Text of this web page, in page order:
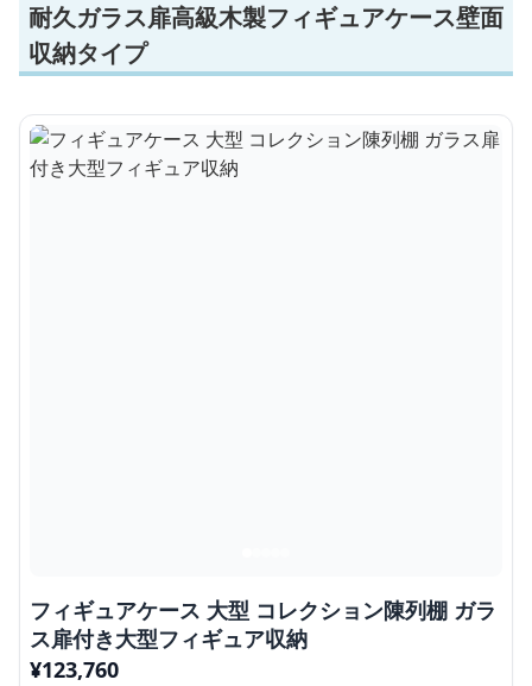
耐久ガラス扉高級木製フィギュアケース壁面
収納タイプ
フィギュアケース 大型 コレクション陳列棚 ガラ
ス扉付き大型フィギュア収納
¥123,760